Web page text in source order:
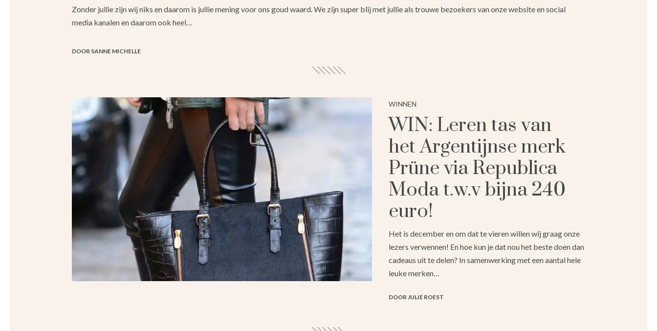
Zonder jullie zijn wij niks en daarom is jullie mening voor ons goud waard. We zijn super blij met jullie als trouwe bezoekers van onze website en social
media kanalen en daarom ook heel…
DOOR SANNE MICHELLE
WINNEN
WIN: Leren tas van
het Argentijnse merk
Prüne via Republica
Moda t.w.v bijna 240
euro!
Het is december en om dat te vieren willen wij graag onze
lezers verwennen! En hoe kun je dat nou het beste doen dan
cadeaus uit te delen? In samenwerking met een aantal hele
leuke merken…
DOOR JULIE ROEST